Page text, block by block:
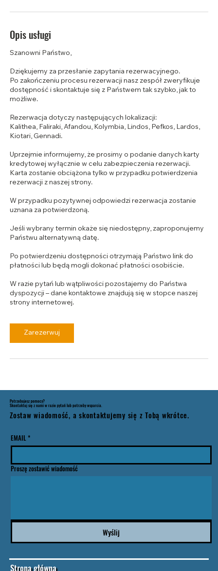
Opis usługi
Szanowni Państwo,
Dziękujemy za przesłanie zapytania rezerwacyjnego.
Po zakończeniu procesu rezerwacji nasz zespół zweryfikuje
dostępność i skontaktuje się z Państwem tak szybko, jak to
możliwe.
Rezerwacja dotyczy następujących lokalizacji:
Kalithea, Faliraki, Afandou, Kolymbia, Lindos, Pefkos, Lardos,
Kiotari, Gennadi.
Uprzejmie informujemy, że prosimy o podanie danych karty
kredytowej wyłącznie w celu zabezpieczenia rezerwacji.
Karta zostanie obciążona tylko w przypadku potwierdzenia
rezerwacji z naszej strony.
W przypadku pozytywnej odpowiedzi rezerwacja zostanie
uznana za potwierdzoną.
Jeśli wybrany termin okaże się niedostępny, zaproponujemy
Państwu alternatywną datę.
Po potwierdzeniu dostępności otrzymają Państwo link do
płatności lub będą mogli dokonać płatności osobiście.
W razie pytań lub wątpliwości pozostajemy do Państwa
dyspozycji – dane kontaktowe znajdują się w stopce naszej
strony internetowej.
Zarezerwuj
Potrzebujesz pomocy?
Skontaktuj się z nami w razie pytań lub potrzeby wsparcia.
Zostaw wiadomość, a skontaktujemy się z Tobą wkrótce.
EMAIL *
Proszę zostawić wiadomość
Wyślij
Strona główna